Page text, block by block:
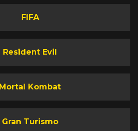
FIFA
Resident Evil
Mortal Kombat
Gran Turismo